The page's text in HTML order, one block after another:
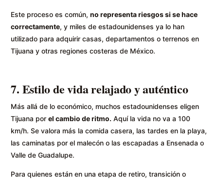
Este proceso es común,no representa riesgos si se hace
correctamente, y miles de estadounidenses ya lo han
utilizado para adquirir casas, departamentos o terrenos en
Tijuana y otras regiones costeras de México.
7. Estilo de vida relajado y auténtico
Más allá de lo económico, muchos estadounidenses eligen
Tijuana porel cambio de ritmo. Aquí la vida no va a 100
km/h. Se valora más la comida casera, las tardes en la playa,
las caminatas por el malecón o las escapadas a Ensenada o
Valle de Guadalupe.
Para quienes están en una etapa de retiro, transición o